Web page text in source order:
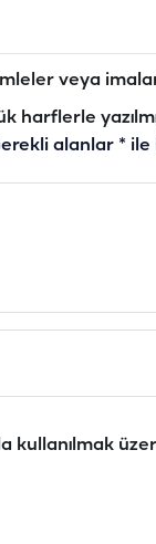
veya
harflerle
alanlar * ile
kullanılmak